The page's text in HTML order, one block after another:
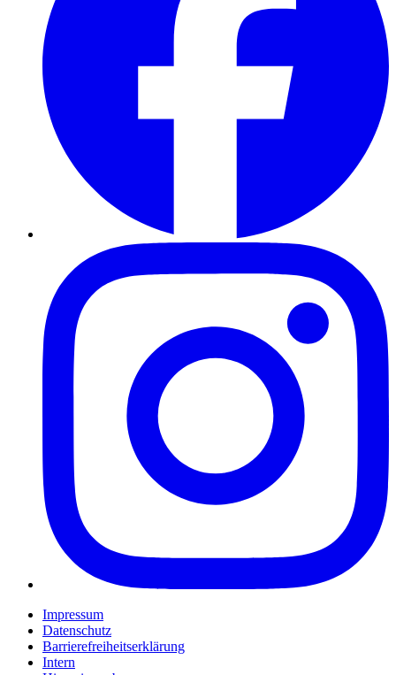
Impressum
Datenschutz
Barrierefreiheitserklärung
Intern